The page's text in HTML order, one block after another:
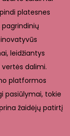
platesnes
leidžiantys
dalimi.
platformos
pasiūlymai, tokie
žaidėjų patirtį